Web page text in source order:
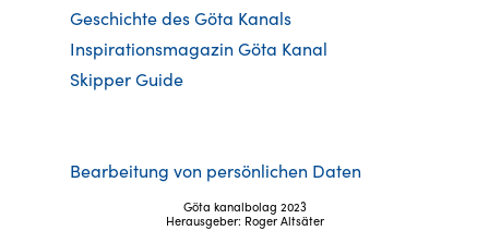
Geschichte des Göta Kanals
Inspirationsmagazin Göta Kanal
Skipper Guide
Bearbeitung von persönlichen Daten
Göta kanalbolag 2023
Herausgeber: Roger Altsäter